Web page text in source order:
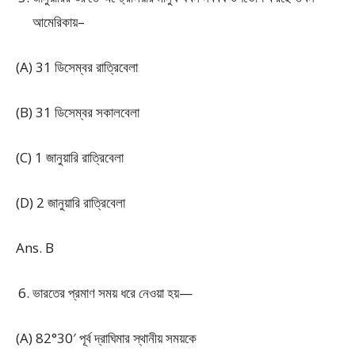
আমেরিকায়–
(A) 31 ডিসেম্বর রাত্রিবেলা
(B) 31 ডিসেম্বর সকালবেলা
(C) 1 জানুয়ারি রাত্রিবেলা
(D) 2 জানুয়ারি রাত্রিবেলা
Ans. B
ভারতের প্রমাণ সময় ধরে নেওয়া হয়—
(A) 82°30′ পূর্ব দ্রাঘিমার স্থানীয় সময়কে